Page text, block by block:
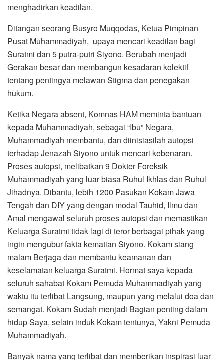
menghadirkan keadilan.
Ditangan seorang Busyro Muqqodas, Ketua Pimpinan
Pusat Muhammadiyah, upaya mencari keadilan bagi
Suratmi dan 5 putra-putri Siyono. Berubah menjadi
Gerakan besar dan membangun kesadaran kolektif
tentang pentingya melawan Stigma dan penegakan
hukum.
Ketika Negara absent, Komnas HAM meminta bantuan
kepada Muhammadiyah, sebagai “Ibu” Negara,
Muhammadiyah membantu, dan diinisiasilah autopsi
terhadap Jenazah Siyono untuk mencari kebenaran.
Proses autopsi, melibatkan 9 Dokter Foreksik
Muhammadiyah yang luar biasa Ruhul Ikhlas dan Ruhul
Jihadnya. Dibantu, lebih 1200 Pasukan Kokam Jawa
Tengah dan DIY yang dengan modal Tauhid, Ilmu dan
Amal mengawal seluruh proses autopsi dan memastikan
Keluarga Suratmi tidak lagi di teror berbagai pihak yang
ingin mengubur fakta kematian Siyono. Kokam siang
malam Berjaga dan membantu keamanan dan
keselamatan keluarga Suratmi. Hormat saya kepada
seluruh sahabat Kokam Pemuda Muhammadiyah yang
waktu itu terlibat Langsung, maupun yang melalui doa dan
semangat. Kokam Sudah menjadi Bagian penting dalam
hidup Saya, selain induk Kokam tentunya, Yakni Pemuda
Muhammadiyah.
Banyak nama yang terlibat dan memberikan inspirasi luar